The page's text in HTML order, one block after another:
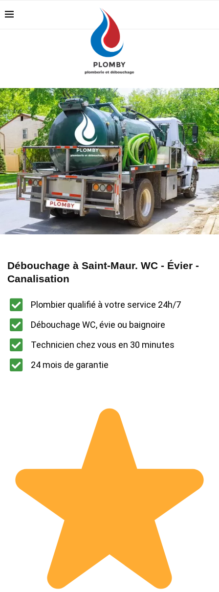
Débouchage à Saint-Maur. WC - Évier -
Canalisation
Plombier qualifié à votre service 24h/7
Débouchage WC, évie ou baignoire
Technicien chez vous en 30 minutes
24 mois de garantie